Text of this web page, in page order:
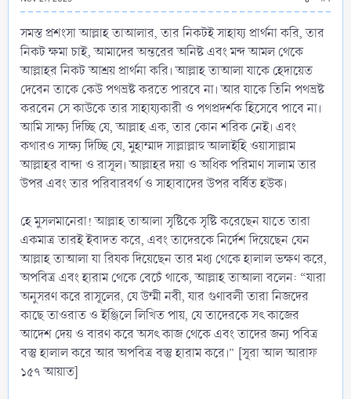
সমস্ত প্রশংসা আল্লাহ তাআলার, তার নিকটই সাহায্য প্রার্থনা করি, তার
নিকট ক্ষমা চাই, আমাদের অন্তরের অনিষ্ট এবং মন্দ আমল থেকে
আল্লাহর নিকট আশ্রয় প্রার্থনা করি। আল্লাহ তাআলা যাকে হেদায়েত
দেবেন তাকে কেউ পথভ্রষ্ট করতে পারবে না। আর যাকে তিনি পথভ্রষ্ট
করবেন সে কাউকে তার সাহায্যকারী ও পথপ্রদর্শক হিসেবে পাবে না।
আমি সাক্ষ্য দিচ্ছি যে, আল্লাহ এক, তার কোন শরিক নেই। এবং
কথারও সাক্ষ্য দিচ্ছি যে, মুহাম্মাদ সাল্লাল্লাহু আলাইহি ওয়াসাল্লাম
আল্লাহর বান্দা ও রাসূল। আল্লাহর দয়া ও অধিক পরিমাণ সালাম তার
উপর এবং তার পরিবারবর্গ ও সাহাবাদের উপর বর্ষিত হউক।
হে মুসলমানেরা! আল্লাহ তাআলা সৃষ্টিকে সৃষ্টি করেছেন যাতে তারা
একমাত্র তারই ইবাদত করে, এবং তাদেরকে নির্দেশ দিয়েছেন যেন
আল্লাহ তাআলা যা রিযক দিয়েছেন তার মধ্য থেকে হালাল ভক্ষণ করে,
অপবিত্র এবং হারাম থেকে বেচেঁ থাকে, আল্লাহ তাআলা বলেন: “যারা
অনুসরণ করে রাসূলের, যে উম্মী নবী, যার গুণাবলী তারা নিজদের
কাছে তাওরাত ও ইঞ্জিলে লিখিত পায়, যে তাদেরকে সৎ কাজের
আদেশ দেয় ও বারণ করে অসৎ কাজ থেকে এবং তাদের জন্য পবিত্র
বস্তু হালাল করে আর অপবিত্র বস্তু হারাম করে।” [সূরা আল আরাফ
১৫৭ আয়াত]